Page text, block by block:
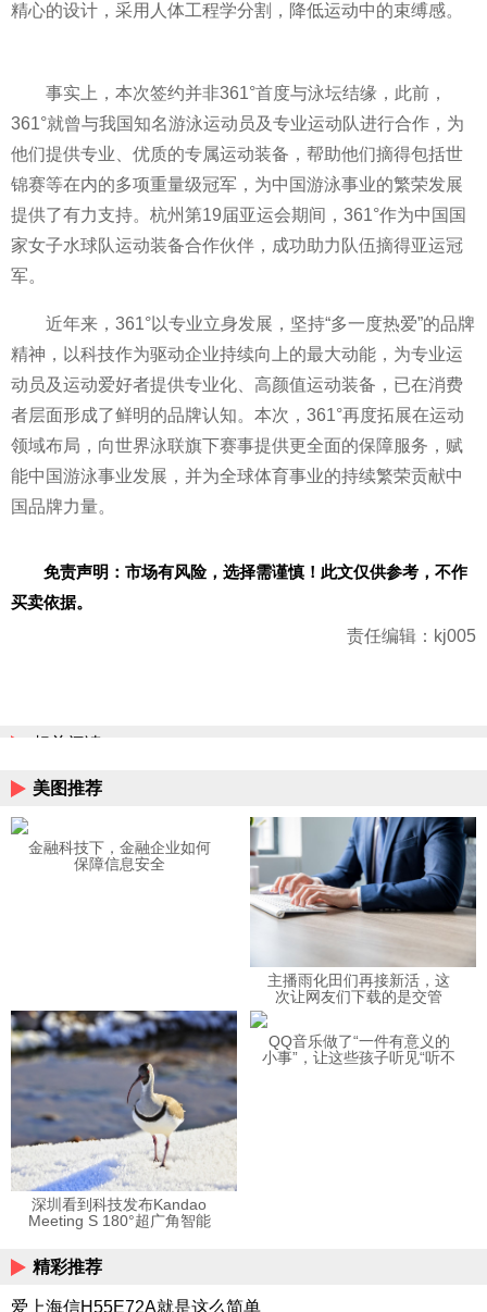
精心的设计，采用人体工程学分割，降低运动中的束缚感。
事实上，本次签约并非361°首度与泳坛结缘，此前，
361°就曾与我国知名游泳运动员及专业运动队进行合作，为
他们提供专业、优质的专属运动装备，帮助他们摘得包括世
锦赛等在内的多项重量级冠军，为中国游泳事业的繁荣发展
提供了有力支持。杭州第19届亚运会期间，361°作为中国 国
家女子水球队运动装备合作伙伴，成功助力队伍摘得亚运冠
军。
近年来，361°以专业立身发展，坚持“多一度热爱”的品牌
精神，以科技作为驱动企业持续向上的最大动能，为专业运
动员及运动爱好者提供专业化、高颜值运动装备，已在消费
者层面形成了鲜明的品牌认知。本次，361°再度拓展在运动
领域布局，向世界泳联旗下赛事提供更全面的保障服务，赋
能中国游泳事业发展，并为全球体育事业的持续繁荣贡献中
国品牌力量。
免责声明：市场有风险，选择需谨慎！此文仅供参考，不作
买卖依据。
责任编辑：kj005
相关阅读
美图推荐
金融科技下，金融企业如何
保障信息安全
主播雨化田们再接新活，这
次让网友们下载的是交管
深圳看到科技发布Kandao
Meeting S 180°超广角智能
QQ音乐做了“一件有意义的
小事”，让这些孩子听见“听不
精彩推荐
爱上海信H55E72A就是这么简单